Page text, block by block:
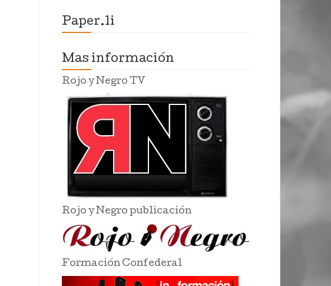
Paper.li
Mas información
Rojo y Negro TV
Rojo y Negro publicación
Formación Confederal